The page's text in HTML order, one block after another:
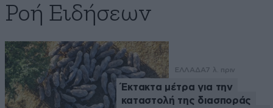
Ροή Ειδήσεων
ΕΛΛΑΔΑ7 λ. πριν
Έκτακτα μέτρα για την
καταστολή της διασποράς